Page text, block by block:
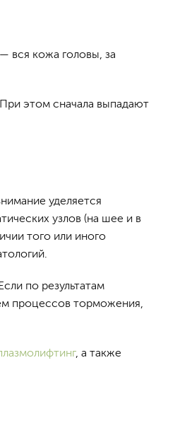
вся кожа головы, за
этом сначала выпадают
уделяется
узлов (на шее и в
того или иного
по результатам
процессов торможения,
, а также